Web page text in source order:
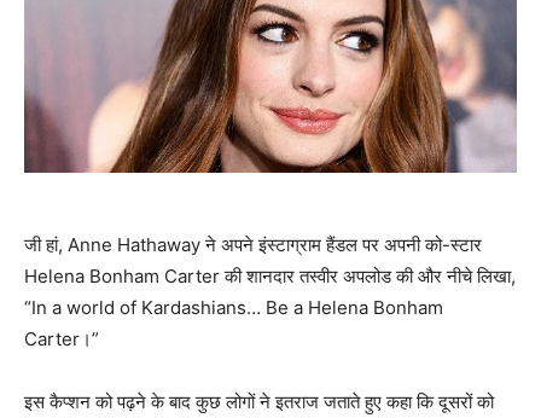
जी हां, Anne Hathaway ने अपने इंस्‍टाग्राम हैंडल पर अपनी को-स्‍टार
Helena Bonham Carter की शानदार तस्‍वीर अपलोड की और नीचे लिखा,
“In a world of Kardashians… Be a Helena Bonham
Carter।”
इस कैप्‍शन को पढ़ने के बाद कुछ लोगों ने इतराज जताते हुए कहा कि दूसरों को